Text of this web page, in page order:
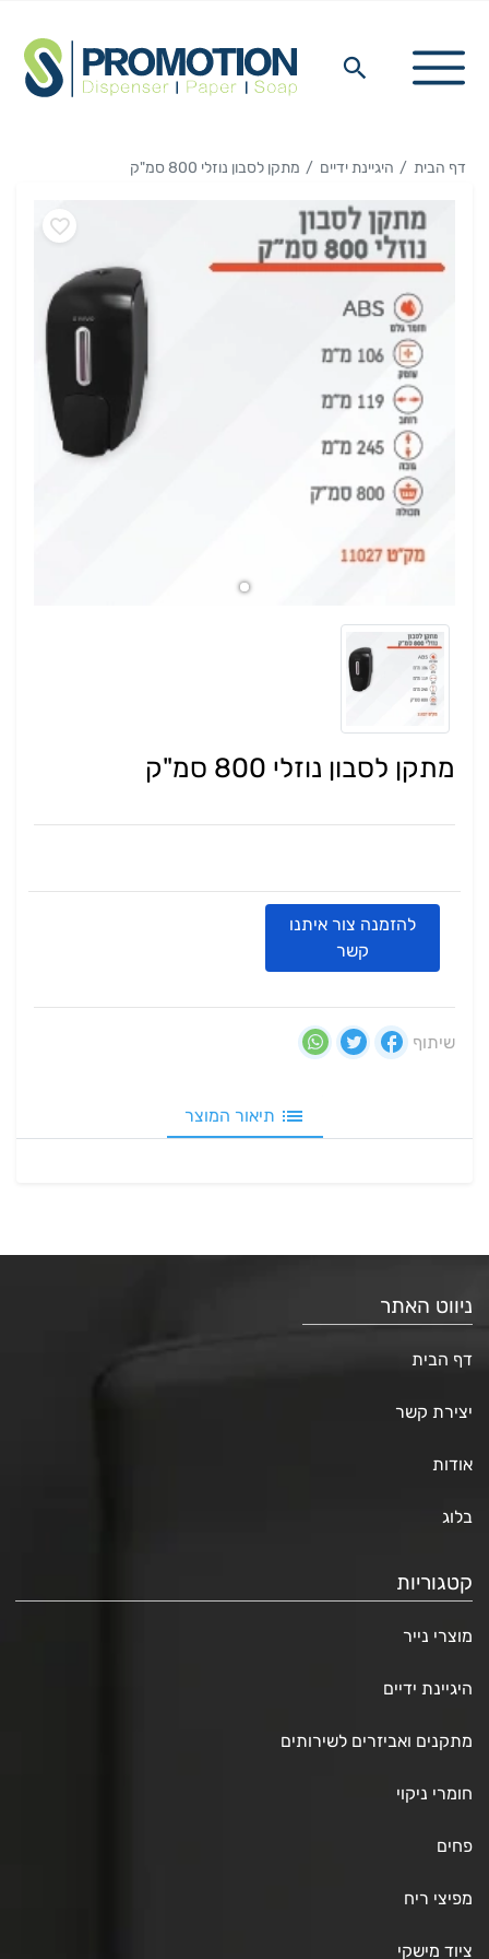
דף הבית היגיינת ידיים מתקן לסבון נוזלי 800 סמ"ק
מתקן לסבון נוזלי 800 סמ"ק
להזמנה צור איתנו
קשר
שיתוף
תיאור המוצר
ניווט האתר
דף הבית
יצירת קשר
אודות
בלוג
קטגוריות
מוצרי נייר
היגיינת ידיים
מתקנים ואביזרים לשירותים
חומרי ניקוי
פחים
מפיצי ריח
ציוד מישקי